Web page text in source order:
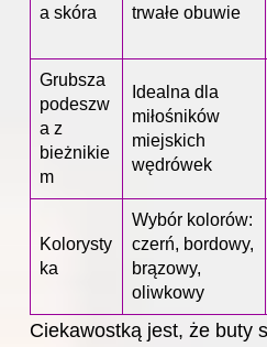
a skóra
trwałe obuwie
Grubsza
podeszw
a z
bieżnikie
m
Idealna dla
miłośników
miejskich
wędrówek
Kolorysty
ka
Wybór kolorów:
czerń, bordowy,
brązowy,
oliwkowy
Ciekawostką jest, że buty